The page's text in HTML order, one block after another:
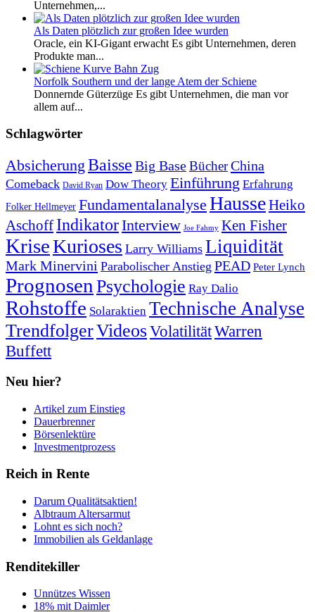
Unternehmen,...
Als Daten plötzlich zur großen Idee wurden
Oracle, ein KI-Gigant erwacht Es gibt Unternehmen, deren
Produkte man...
Norfolk Southern und der lange Atem der Schiene
Donnernde Güterzüge Es gibt Unternehmen, die man vor
allem auf...
Schlagwörter
Absicherung Baisse Big BaseBücherChina
Comeback David Ryan Dow Theory Einführung Erfahrung
Folker Hellmeyer Fundamentalanalyse HausseHeiko
Aschoff IndikatorInterview Joe Fahmy Ken Fisher
KriseKurioses Larry Williams Liquidität
Mark Minervini Parabolischer Anstieg PEAD Peter Lynch
Prognosen Psychologie Ray Dalio
Rohstoffe Solaraktien Technische Analyse
TrendfolgerVideosVolatilitätWarren
Buffett
Neu hier?
Artikel zum Einstieg
Dauerbrenner
Börsenlektüre
Investmentprozess
Reich in Rente
Darum Qualitätsaktien!
Albtraum Altersarmut
Lohnt es sich noch?
Immobilien als Geldanlage
Renditekiller
Unnützes Wissen
18% mit Daimler